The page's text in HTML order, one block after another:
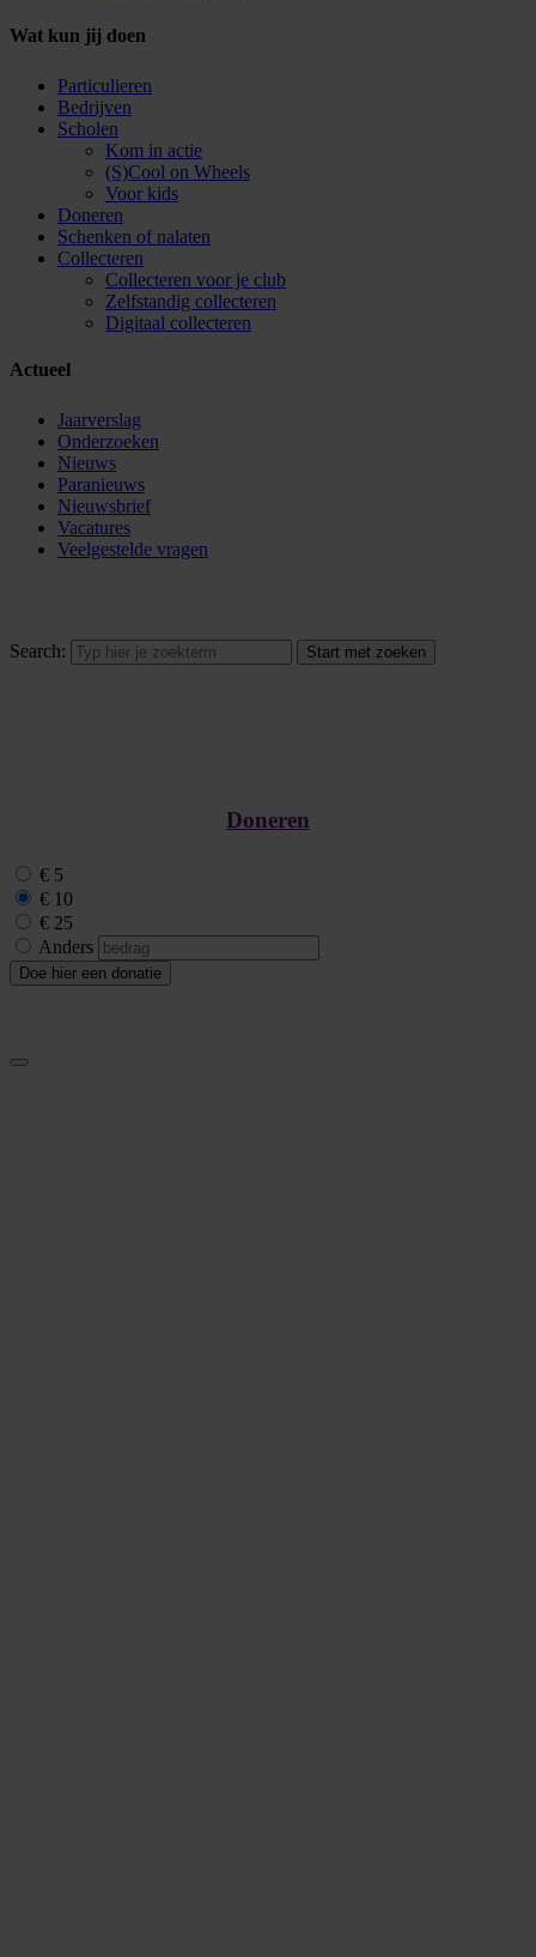
Wat kun jij doen
Particulieren
Bedrijven
Scholen
Kom in actie
(S)Cool on Wheels
Voor kids
Doneren
Schenken of nalaten
Collecteren
Collecteren voor je club
Zelfstandig collecteren
Digitaal collecteren
Actueel
Jaarverslag
Onderzoeken
Nieuws
Paranieuws
Nieuwsbrief
Vacatures
Veelgestelde vragen
Search:
Doneren
€ 5
€ 10
€ 25
Anders
Doe hier een donatie